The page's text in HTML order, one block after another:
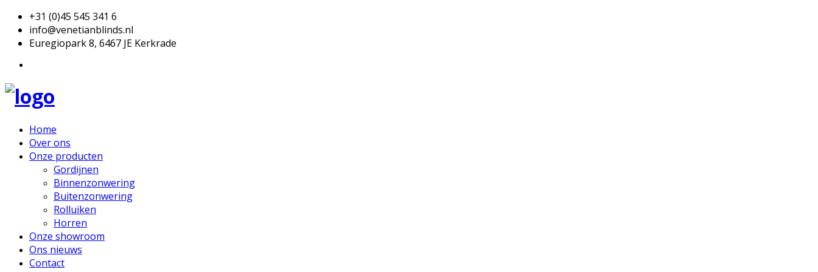
+31 (0)45 545 341 6
info@venetianblinds.nl
Euregiopark 8, 6467 JE Kerkrade
Home
Over ons
Onze producten
Gordijnen
Binnenzonwering
Buitenzonwering
Rolluiken
Horren
Onze showroom
Ons nieuws
Contact